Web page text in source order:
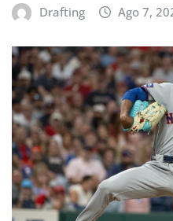
Drafting Ago 7,